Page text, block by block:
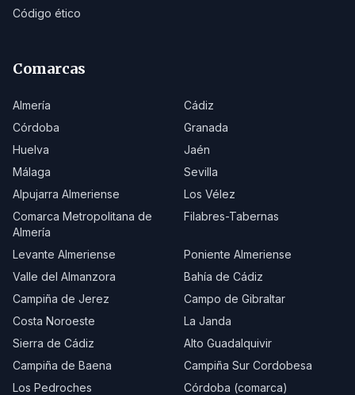
Código ético
Comarcas
Almería
Cádiz
Córdoba
Granada
Huelva
Jaén
Málaga
Sevilla
Alpujarra Almeriense
Los Vélez
Comarca Metropolitana de
Almería
Filabres-Tabernas
Levante Almeriense
Poniente Almeriense
Valle del Almanzora
Bahía de Cádiz
Campiña de Jerez
Campo de Gibraltar
Costa Noroeste
La Janda
Sierra de Cádiz
Alto Guadalquivir
Campiña de Baena
Campiña Sur Cordobesa
Los Pedroches
Córdoba (comarca)